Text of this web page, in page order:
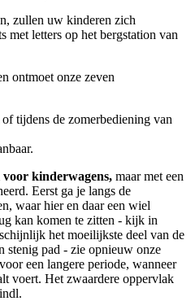
zullen uw kinderen zich
met letters op het bergstation van
ontmoet onze zeven
tijdens de zomerbediening van
voor kinderwagens, maar met een
Eerst ga je langs de
waar hier en daar een wiel
kan komen te zitten - kijk in
het moeilijkste deel van de
stenig pad - zie opnieuw onze
een langere periode, wanneer
voert. Het zwaardere oppervlak